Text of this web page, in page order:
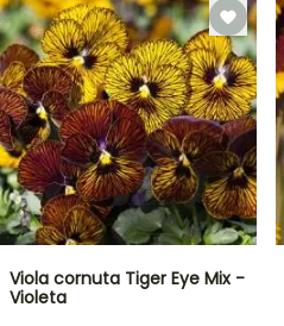
Viola cornuta Tiger Eye Mix -
Violeta